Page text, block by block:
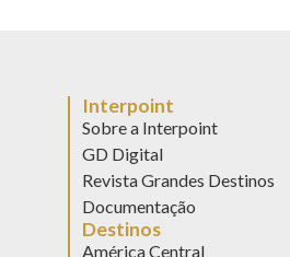
Interpoint
Sobre a Interpoint
GD Digital
Revista Grandes Destinos
Documentação
Destinos
América Central